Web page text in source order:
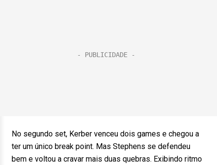
No segundo set, Kerber venceu dois games e chegou a
ter um único break point. Mas Stephens se defendeu
bem e voltou a cravar mais duas quebras. Exibindo ritmo